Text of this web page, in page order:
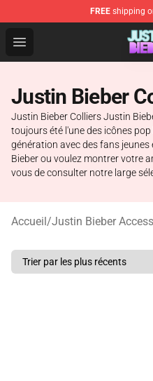
FREE shipping
Open menu
Justin Bieber Store -
Justin Bieber
Justin Bieber Colliers Justin
toujours été l'une des icônes
génération avec des fans
Bieber ou voulez montrer votre
vous de consulter notre large
Accueil/Justin Bieber